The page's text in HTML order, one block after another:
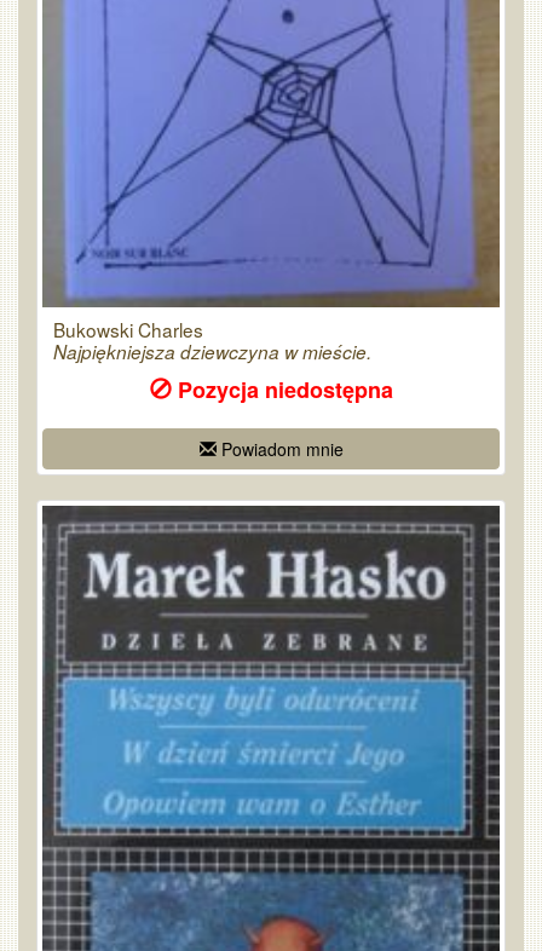
Bukowski Charles
Najpiękniejsza dziewczyna w mieście.
Pozycja niedostępna
Powiadom mnie